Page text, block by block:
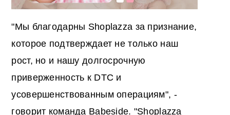
"Мы благодарны Shoplazza за признание,
которое подтверждает не только наш
рост, но и нашу долгосрочную
приверженность к DTC и
усовершенствованным операциям", -
говорит команда Babeside. "Shoplazza